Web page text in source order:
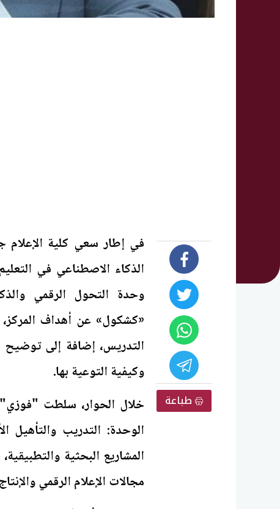
طباعة
في إطار سعي كلية الإعلام
الذكاء الاصطناعي في
وحدة التحول الرقمي
«كشكول» عن أهداف
التدريس، إضافة إلى توضيح
وكيفية التوعية بها.
خلال الحوار، سلطت "فوزي"
الوحدة: التدريب والتأهيل
المشاريع البحثية
مجالات الإعلام الرقمي